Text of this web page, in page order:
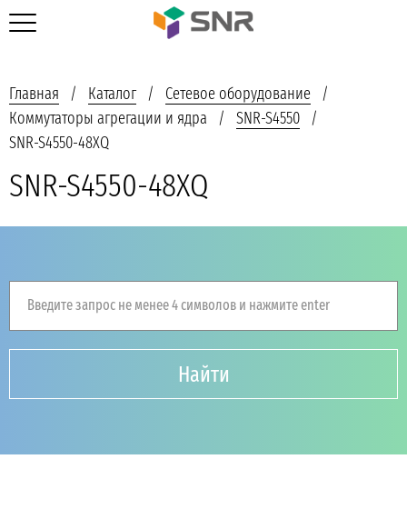
Главная Каталог
Сетевое оборудование
Коммутаторы агрегации и ядра
SNR-S4550
SNR-S4550-48XQ
SNR-S4550-48XQ
Введите запрос не менее 4 символов и нажмите enter
Найти